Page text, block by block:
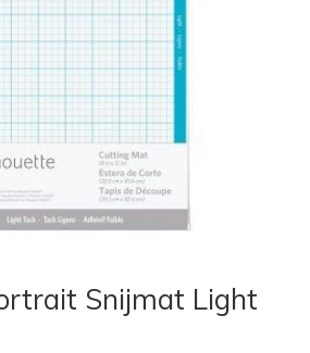
Snijmat Light